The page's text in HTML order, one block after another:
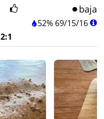
baja
52% 69/15/16
2:1